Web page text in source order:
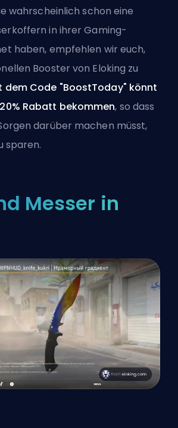
wahrscheinlich schon eine
in ihrer Gaming-
haben, empfehlen wir euch,
Booster von Eloking zu
dem Code "BoostToday" könnt
Rabatt bekommen, so dass
darüber machen müsst,
sparen.
Messer in